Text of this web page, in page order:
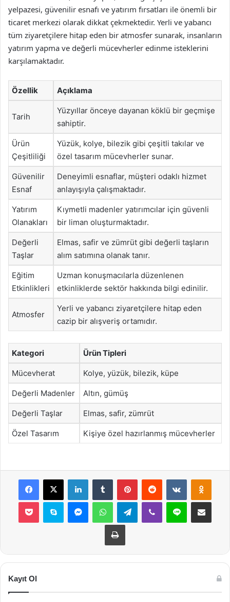
yelpazesi, güvenilir esnafı ve yatırım fırsatları ile önemli bir
ticaret merkezi olarak dikkat çekmektedir. Yerli ve yabancı
tüm ziyaretçilere hitap eden bir atmosfer sunarak, insanların
yatırım yapma ve değerli mücevherler edinme isteklerini
karşılamaktadır.
Özellik Açıklama
Tarih
Yüzyıllar önceye dayanan köklü bir geçmişe
sahiptir.
Ürün
Çeşitliliği
Yüzük, kolye, bilezik gibi çeşitli takılar ve
özel tasarım mücevherler sunar.
Güvenilir
Esnaf
Deneyimli esnaflar, müşteri odaklı hizmet
anlayışıyla çalışmaktadır.
Yatırım
Olanakları
Kıymetli madenler yatırımcılar için güvenli
bir liman oluşturmaktadır.
Değerli
Taşlar
Elmas, safir ve zümrüt gibi değerli taşların
alım satımına olanak tanır.
Eğitim
Etkinlikleri
Uzman konuşmacılarla düzenlenen
etkinliklerde sektör hakkında bilgi edinilir.
Atmosfer
Yerli ve yabancı ziyaretçilere hitap eden
cazip bir alışveriş ortamıdır.
Kategori Ürün Tipleri
Mücevherat Kolye, yüzük, bilezik, küpe
Değerli Madenler Altın, gümüş
Değerli Taşlar Elmas, safir, zümrüt
Özel Tasarım Kişiye özel hazırlanmış mücevherler
Facebook
X LinkedInTumblr PinterestReddit VKontakte
Pocket Skype MessengerWhatsAppTelegramViber Line E-Posta ile
Yazdır
Kayıt Ol